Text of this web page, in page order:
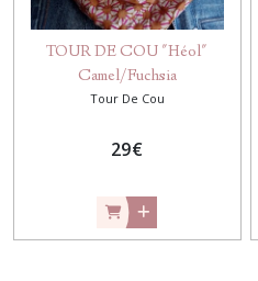
TOUR DE COU "Héol"
Camel/Fuchsia
Tour De Cou
29€